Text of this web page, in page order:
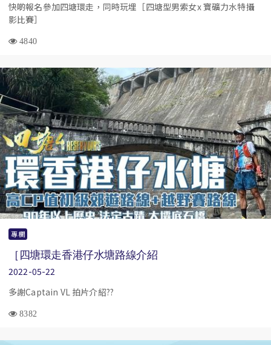
快啲報名參加四塘環走，同時玩埋［四塘型男索女x 寶礦力水特攝
影比賽￼￼￼］
4840
專欄
［四塘環走香港仔水塘路線介紹
2022-05-22
多謝Captain VL 拍片介紹??
8382